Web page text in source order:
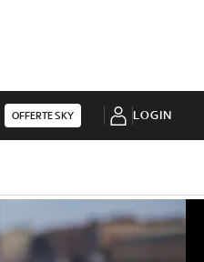
OFFERTE SKY LOGIN